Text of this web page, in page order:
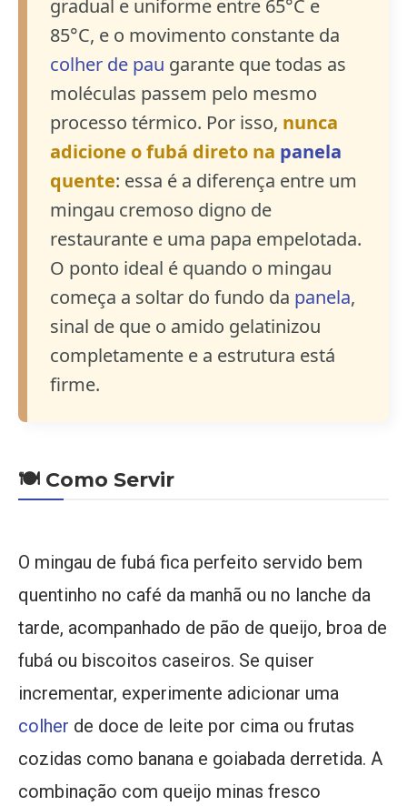
gradual e uniforme entre 65°C e
85°C, e o movimento constante da
colher de pau garante que todas as
moléculas passem pelo mesmo
processo térmico. Por isso, nunca
adicione o fubá direto na panela
quente: essa é a diferença entre um
mingau cremoso digno de
restaurante e uma papa empelotada.
O ponto ideal é quando o mingau
começa a soltar do fundo da panela,
sinal de que o amido gelatinizou
completamente e a estrutura está
firme.
🍽️ Como Servir
O mingau de fubá fica perfeito servido bem
quentinho no café da manhã ou no lanche da
tarde, acompanhado de pão de queijo, broa de
fubá ou biscoitos caseiros. Se quiser
incrementar, experimente adicionar uma
colher de doce de leite por cima ou frutas
cozidas como banana e goiabada derretida. A
combinação com queijo minas fresco